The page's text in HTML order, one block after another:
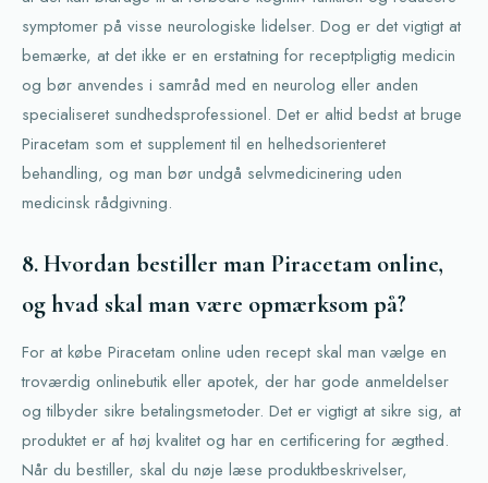
symptomer på visse neurologiske lidelser. Dog er det vigtigt at
bemærke, at det ikke er en erstatning for receptpligtig medicin
og bør anvendes i samråd med en neurolog eller anden
specialiseret sundhedsprofessionel. Det er altid bedst at bruge
Piracetam som et supplement til en helhedsorienteret
behandling, og man bør undgå selvmedicinering uden
medicinsk rådgivning.
8. Hvordan bestiller man Piracetam online,
og hvad skal man være opmærksom på?
For at købe Piracetam online uden recept skal man vælge en
troværdig onlinebutik eller apotek, der har gode anmeldelser
og tilbyder sikre betalingsmetoder. Det er vigtigt at sikre sig, at
produktet er af høj kvalitet og har en certificering for ægthed.
Når du bestiller, skal du nøje læse produktbeskrivelser,